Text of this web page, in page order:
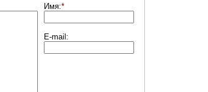
Имя:*
E-mail: